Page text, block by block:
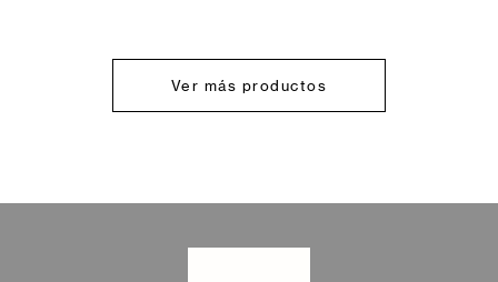
Ver más productos